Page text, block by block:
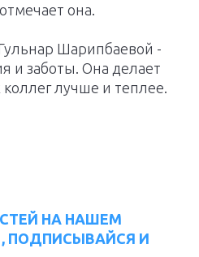
она.
Шарипбаевой -
и заботы. Она делает
лучше и теплее.
НА НАШЕМ
, ПОДПИСЫВАЙСЯ И